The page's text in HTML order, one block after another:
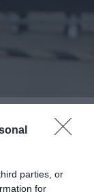
parties, or
for
tour της